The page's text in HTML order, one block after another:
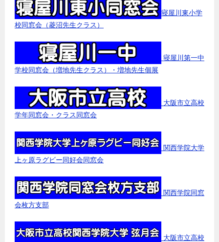
寝屋川東小学
校同窓会（菱沼先生クラス）
寝屋川第一中
学校同窓会（増地先生クラス）・増地先生個展
大阪市立高校
学年同窓会・クラス同窓会
関西学院大学
上ヶ原ラグビー同好会同窓会
関西学院同窓
会枚方支部
大阪市立高校